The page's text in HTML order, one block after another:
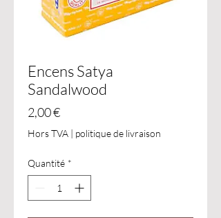
Encens Satya
Sandalwood
2,00 €Prix
Hors TVA | politique de livraison
Quantité *